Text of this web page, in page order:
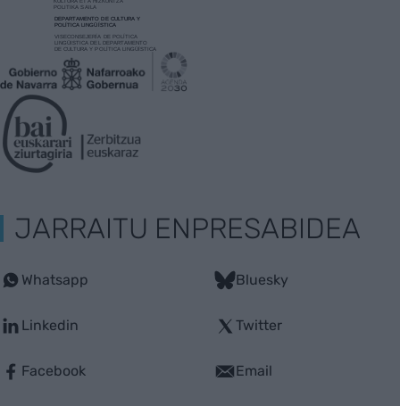
JARRAITU ENPRESABIDEA
Whatsapp
Linkedin
Facebook
Bluesky
Twitter
Email